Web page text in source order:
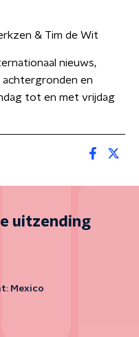
& Tim de Wit
nieuws,
en
tot en met vrijdag
uitzending
Mexico